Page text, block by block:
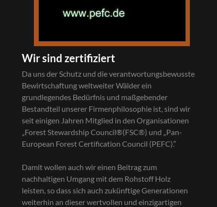
Wir sind zertifiziert
Da uns der Schutz und die verantwortungsbewusste
Bewirtschaftung weltweiter Wälder ein
grundlegendes Bedürfnis und maßgebender
Bestandteil unserer Firmenphilosophie ist, sind wir
seit einigen Jahren Mitglied in den Organisationen
„Forest Stewardship Council®(FSC®) und „Pan-
European Forest Certification Council (PEFC).“
Damit wollen auch wir einen Beitrag zum
nachhaltigen Umgang mit dem Rohstoff Holz
leisten, so dass sich auch zukünftige Generationen
weiterhin an dieser wertvollen und einzigartigen